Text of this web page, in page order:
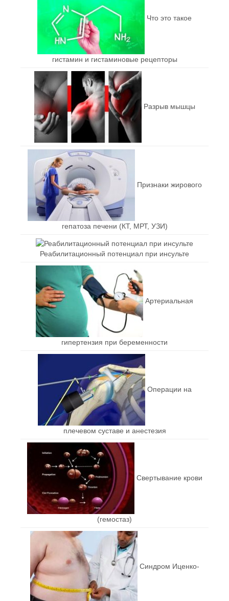
Что это такое
гистамин и гистаминовые рецепторы
Разрыв мышцы
Признаки жирового
гепатоза печени (КТ, МРТ, УЗИ)
Реабилитационный потенциал при инсульте
Артериальная
гипертензия при беременности
Операции на
плечевом суставе и анестезия
Свертывание крови
(гемостаз)
Синдром Иценко-